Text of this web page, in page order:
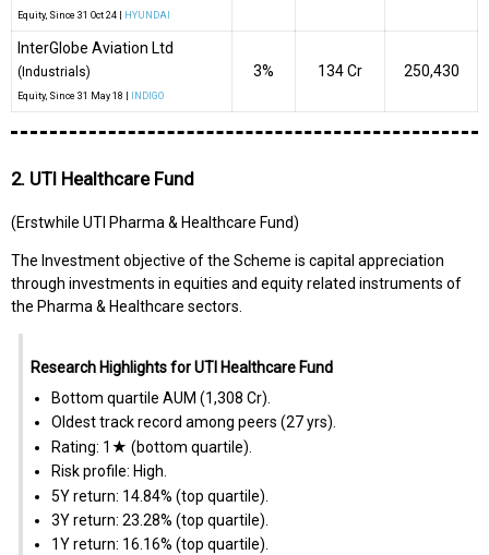
Equity , Since 31 Oct 24 | HYUNDAI
InterGlobe Aviation Ltd
(Industrials)
Equity , Since 31 May 18 | INDIGO
3% ₹134 Cr 250,430
2. UTI Healthcare Fund
(Erstwhile UTI Pharma & Healthcare Fund)
The Investment objective of the Scheme is capital appreciation
through investments in equities and equity related instruments of
the Pharma & Healthcare sectors.
Research Highlights for UTI Healthcare Fund
Bottom quartile AUM (₹1,308 Cr).
Oldest track record among peers (27 yrs).
Rating: 1★ (bottom quartile).
Risk profile: High.
5Y return: 14.84% (top quartile).
3Y return: 23.28% (top quartile).
1Y return: 16.16% (top quartile).